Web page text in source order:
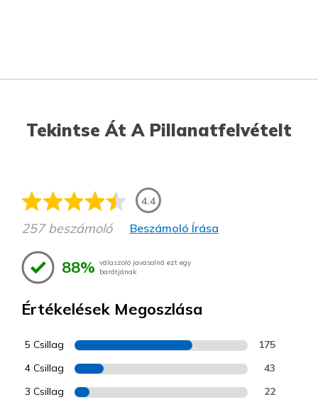
Tekintse Át A Pillanatfelvételt
4.4
257 beszámoló Beszámoló Írása
88% válaszoló javasolná ezt egy
barátjának
Értékelések Megoszlása
5 Csillag 175
4 Csillag 43
3 Csillag 22